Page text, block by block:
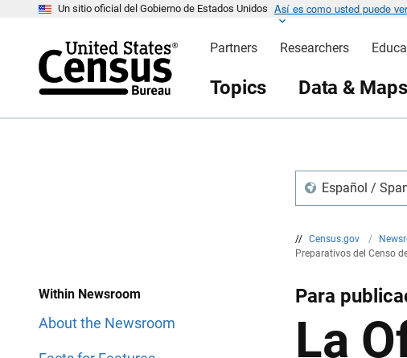
Un sitio oficial del Gobierno de Estados Unidos Así es como usted puede
Partners Researchers
Topics Data & Maps
Español /
// Census.gov /
Preparativos del Censo
Within Newsroom
About the Newsroom
Para
La